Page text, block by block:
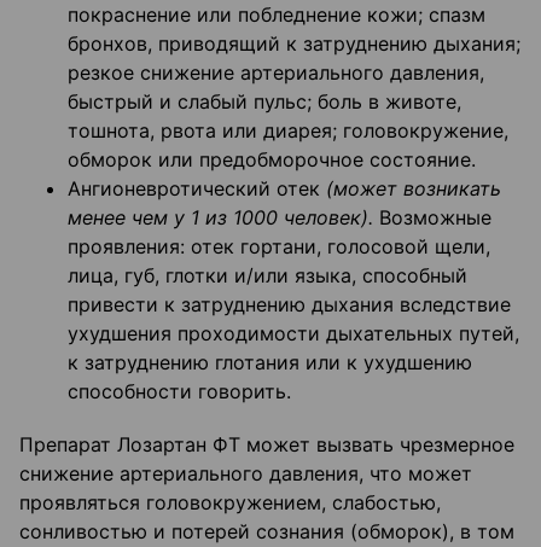
покраснение или побледнение кожи; спазм
бронхов, приводящий к затруднению дыхания;
резкое снижение артериального давления,
быстрый и слабый пульс; боль в животе,
тошнота, рвота или диарея; головокружение,
обморок или предобморочное состояние.
Ангионевротический отек (может возникать
менее чем у 1 из 1000 человек). Возможные
проявления: отек гортани, голосовой щели,
лица, губ, глотки и/или языка, способный
привести к затруднению дыхания вследствие
ухудшения проходимости дыхательных путей,
к затруднению глотания или к ухудшению
способности говорить.
Препарат Лозартан ФТ может вызвать чрезмерное
снижение артериального давления, что может
проявляться головокружением, слабостью,
сонливостью и потерей сознания (обморок), в том